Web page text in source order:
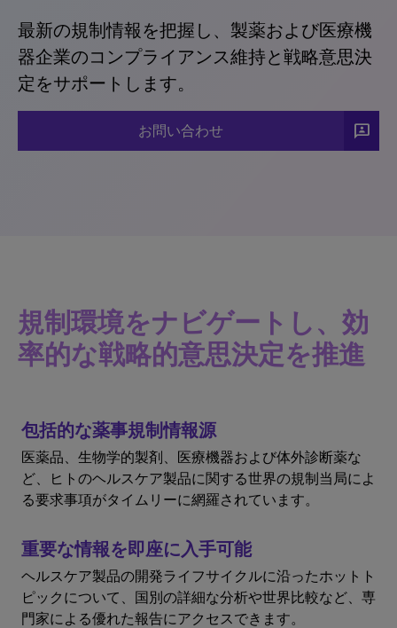
最新の規制情報を把握し、製薬および医療機
器企業のコンプライアンス維持と戦略意思決
定をサポートします。
お問い合わせ 3P
規制環境をナビゲートし、効
率的な戦略的意思決定を推進
包括的な薬事規制情報源
医薬品、生物学的製剤、医療機器および体外診断薬な
ど、ヒトのヘルスケア製品に関する世界の規制当局によ
る要求事項がタイムリーに網羅されています。
重要な情報を即座に入手可能
ヘルスケア製品の開発ライフサイクルに沿ったホットト
ピックについて、国別の詳細な分析や世界比較など、専
門家による優れた報告にアクセスできます。